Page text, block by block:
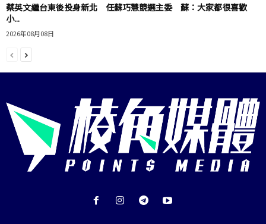
蔡英文繼台東後投身新北 任蘇巧慧競選主委 蘇：大家都很喜歡
小...
2026年08月08日